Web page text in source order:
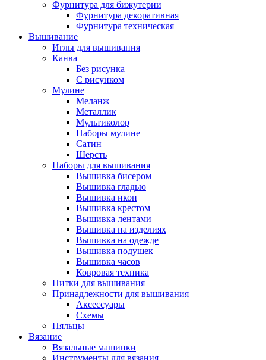
Фурнитура для бижутерии
Фурнитура декоративная
Фурнитура техническая
Вышивание
Иглы для вышивания
Канва
Без рисунка
С рисунком
Мулине
Меланж
Металлик
Мультиколор
Наборы мулине
Сатин
Шерсть
Наборы для вышивания
Вышивка бисером
Вышивка гладью
Вышивка икон
Вышивка крестом
Вышивка лентами
Вышивка на изделиях
Вышивка на одежде
Вышивка подушек
Вышивка часов
Ковровая техника
Нитки для вышивания
Принадлежности для вышивания
Аксессуары
Схемы
Пяльцы
Вязание
Вязальные машинки
Инструменты для вязания